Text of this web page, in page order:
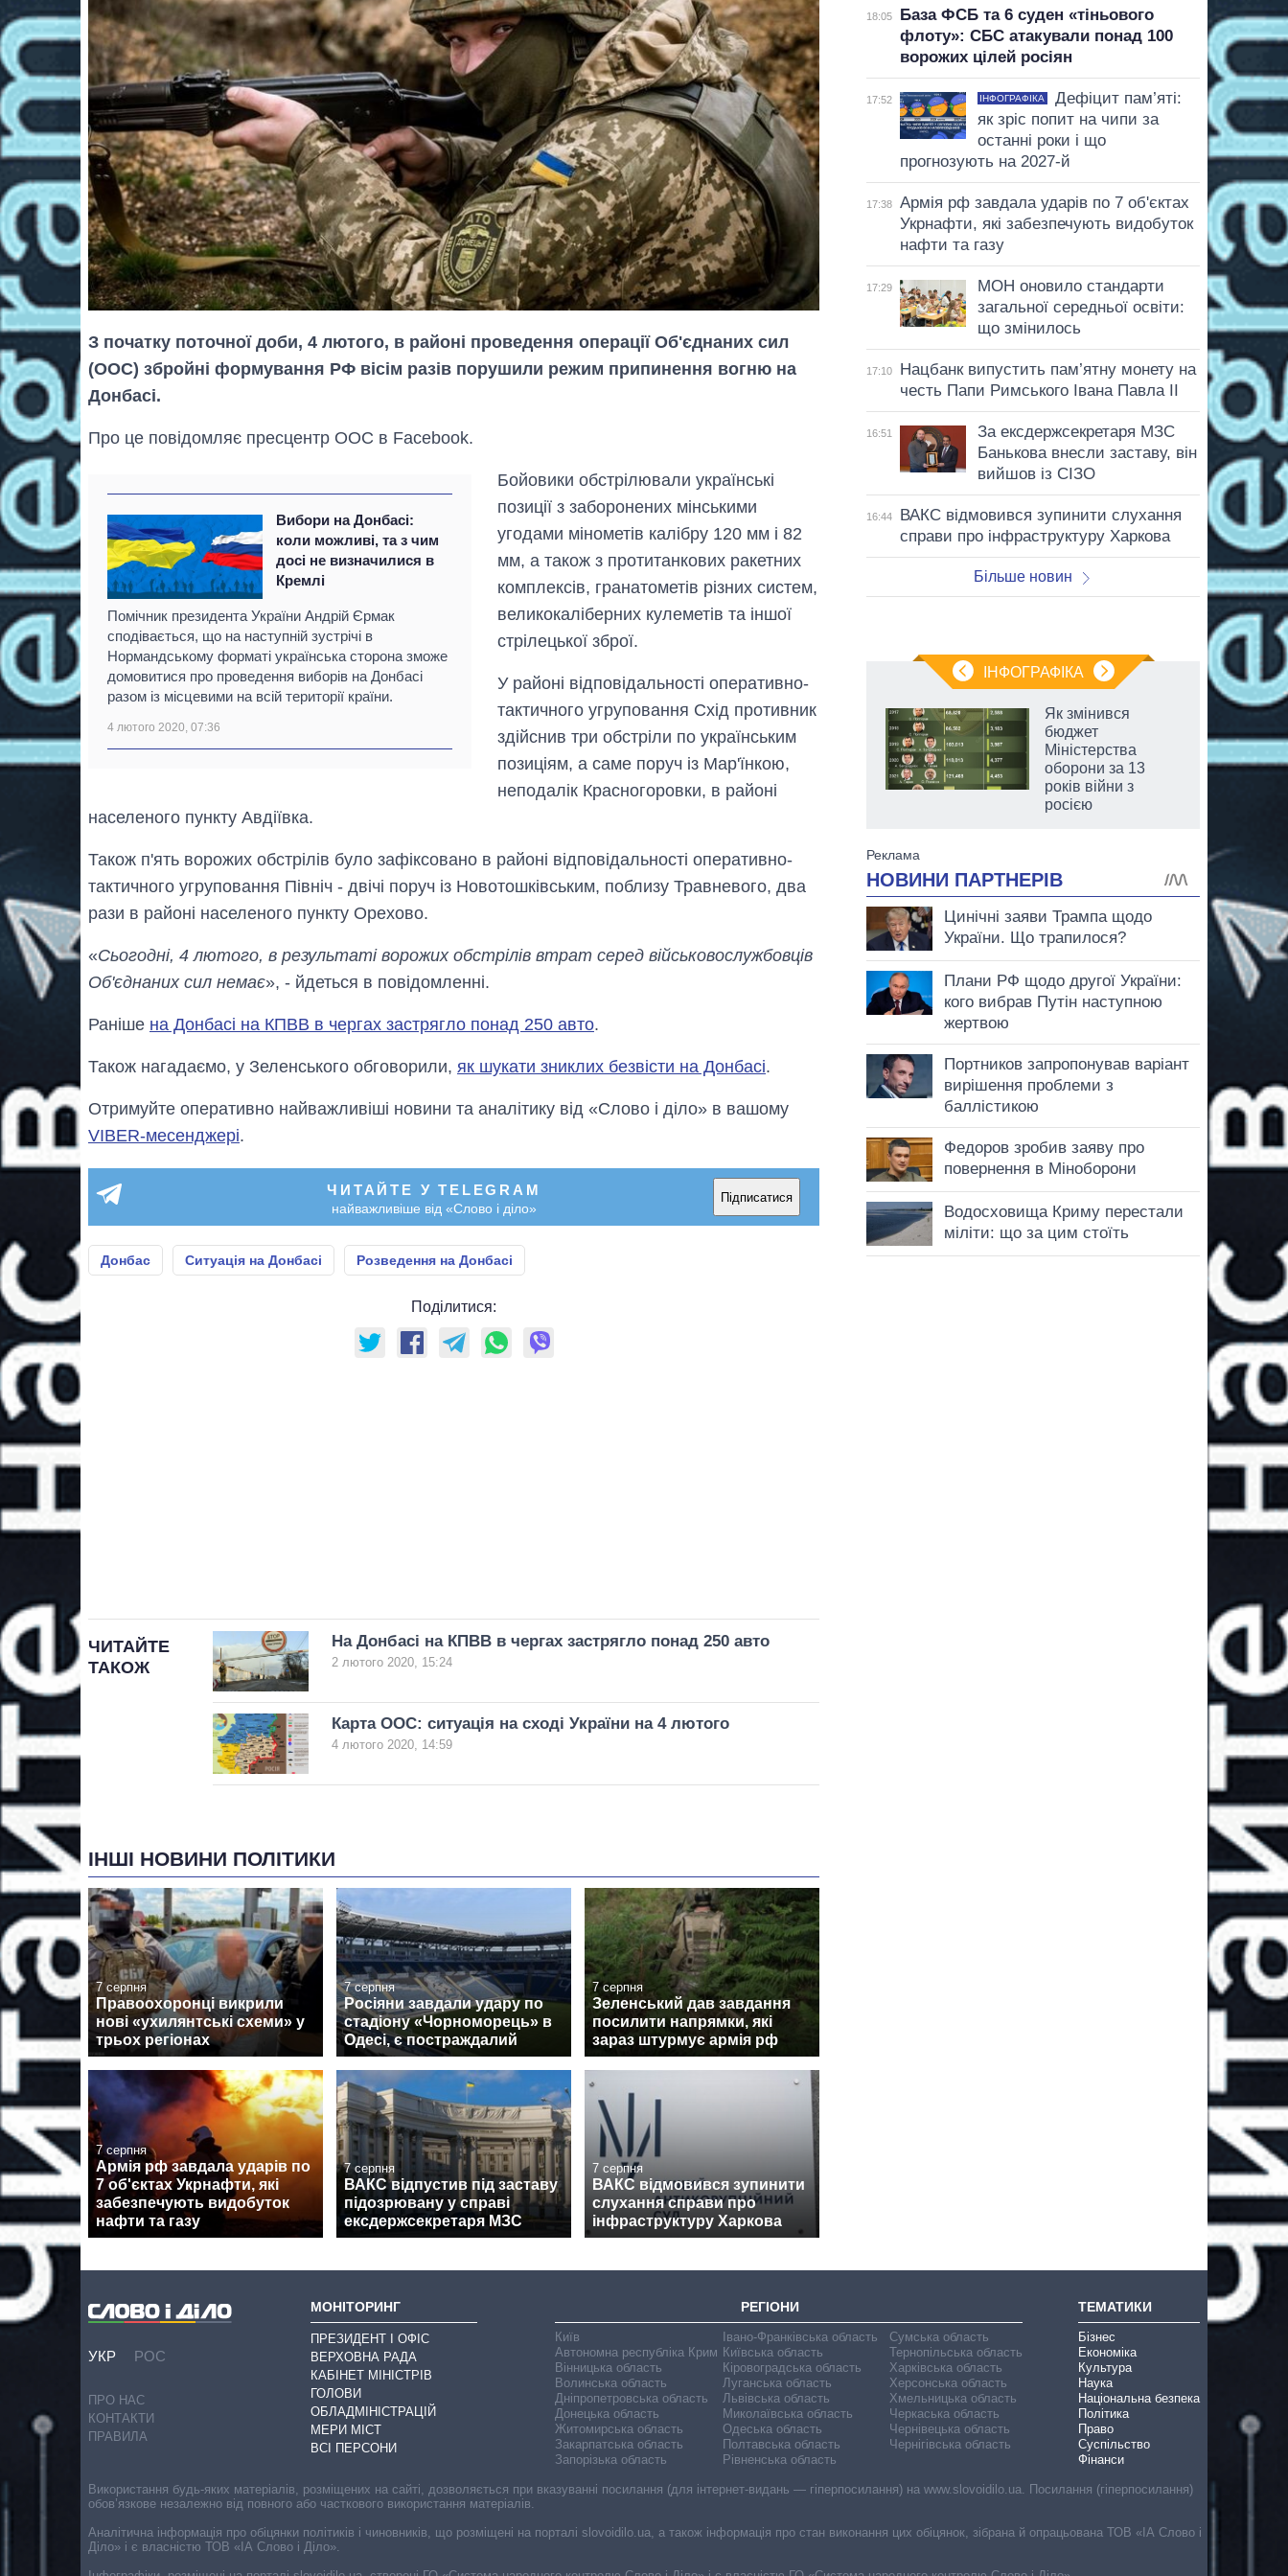
З початку поточної доби, 4 лютого, в районі проведення операції Об'єднаних сил
(ООС) збройні формування РФ вісім разів порушили режим припинення вогню на
Донбасі.
Про це повідомляє пресцентр ООС в Facebook.
Вибори на Донбасі:
коли можливі, та з чим
досі не визначилися в
Кремлі
Помічник президента України Андрій Єрмак
сподівається, що на наступній зустрічі в
Нормандському форматі українська сторона зможе
домовитися про проведення виборів на Донбасі
разом із місцевими на всій території країни.
4 лютого 2020, 07:36
Бойовики обстрілювали українські
позиції з заборонених мінськими
угодами мінометів калібру 120 мм і 82
мм, а також з протитанкових ракетних
комплексів, гранатометів різних систем,
великокаліберних кулеметів та іншої
стрілецької зброї.
У районі відповідальності оперативно-
тактичного угруповання Схід противник
здійснив три обстріли по українським
позиціям, а саме поруч із Мар'їнкою,
неподалік Красногоровки, в районі
населеного пункту Авдіївка.
Також п'ять ворожих обстрілів було зафіксовано в районі відповідальності оперативно-
тактичного угруповання Північ - двічі поруч із Новотошківським, поблизу Травневого, два
рази в районі населеного пункту Орехово.
«Сьогодні, 4 лютого, в результаті ворожих обстрілів втрат серед військовослужбовців
Об'єднаних сил немає», - йдеться в повідомленні.
Раніше на Донбасі на КПВВ в чергах застрягло понад 250 авто.
Також нагадаємо, у Зеленського обговорили, як шукати зниклих безвісти на Донбасі.
Отримуйте оперативно найважливіші новини та аналітику від «Слово і діло» в вашому
VIBER-месенджері.
ЧИТАЙТЕ У TELEGRAM
найважливіше від «Слово і діло»
Підписатися
Донбас Ситуація на Донбасі Розведення на Донбасі
Поділитися:
ЧИТАЙТЕ
ТАКОЖ
На Донбасі на КПВВ в чергах застрягло понад 250 авто
2 лютого 2020, 15:24
Карта ООС: ситуація на сході України на 4 лютого
4 лютого 2020, 14:59
ІНШІ НОВИНИ ПОЛІТИКИ
7 серпня
Правоохоронці викрили
нові «ухилянтські схеми» у
трьох регіонах
7 серпня
Росіяни завдали удару по
стадіону «Чорноморець» в
Одесі, є постраждалий
7 серпня
Зеленський дав завдання
посилити напрямки, які
зараз штурмує армія рф
7 серпня
Армія рф завдала ударів по
7 об'єктах Укрнафти, які
забезпечують видобуток
нафти та газу
7 серпня
ВАКС відпустив під заставу
підозрювану у справі
ексдержсекретаря МЗС
7 серпня
ВАКС відмовився зупинити
слухання справи про
інфраструктуру Харкова
18:05
База ФСБ та 6 суден «тіньового
флоту»: СБС атакували понад 100
ворожих цілей росіян
17:52 ІНФОГРАФІКА
Дефіцит пам’яті:
як зріс попит на чипи за
останні роки і що
прогнозують на 2027-й
17:38
Армія рф завдала ударів по 7 об'єктах
Укрнафти, які забезпечують видобуток
нафти та газу
17:29
МОН оновило стандарти
загальної середньої освіти:
що змінилось
17:10
Нацбанк випустить пам’ятну монету на
честь Папи Римського Івана Павла II
16:51
За ексдержсекретаря МЗС
Банькова внесли заставу, він
вийшов із СІЗО
16:44
ВАКС відмовився зупинити слухання
справи про інфраструктуру Харкова
Більше новин
ІНФОГРАФІКА
Скільки картоплі
вирощували в
Україні до і під час
великої війни
Як змінився
бюджет
Міністерства
оборони за 13
років війни з
росією
УКР РОС
ПРО НАС
КОНТАКТИ
ПРАВИЛА
МОНІТОРИНГ
ПРЕЗИДЕНТ І ОФІС
ВЕРХОВНА РАДА
КАБІНЕТ МІНІСТРІВ
ГОЛОВИ
ОБЛАДМІНІСТРАЦІЙ
МЕРИ МІСТ
ВСІ ПЕРСОНИ
РЕГІОНИ
Київ
Автономна республіка Крим
Вінницька область
Волинська область
Дніпропетровська область
Донецька область
Житомирська область
Закарпатська область
Запорізька область
Івано-Франківська область
Київська область
Кіровоградська область
Луганська область
Львівська область
Миколаївська область
Одеська область
Полтавська область
Рівненська область
Сумська область
Тернопільська область
Харківська область
Херсонська область
Хмельницька область
Черкаська область
Чернівецька область
Чернігівська область
ТЕМАТИКИ
Бізнес
Економіка
Культура
Наука
Національна безпека
Політика
Право
Суспільство
Фінанси
Використання будь-яких матеріалів, розміщених на сайті, дозволяється при вказуванні посилання (для інтернет-видань — гіперпосилання) на www.slovoidilo.ua. Посилання (гіперпосилання)
обов’язкове незалежно від повного або часткового використання матеріалів.
Аналітична інформація про обіцянки політиків і чиновників, що розміщені на порталі slovoidilo.ua, а також інформація про стан виконання цих обіцянок, зібрана й опрацьована ТОВ «ІА Слово і
Діло» і є власністю ТОВ «ІА Слово і Діло».